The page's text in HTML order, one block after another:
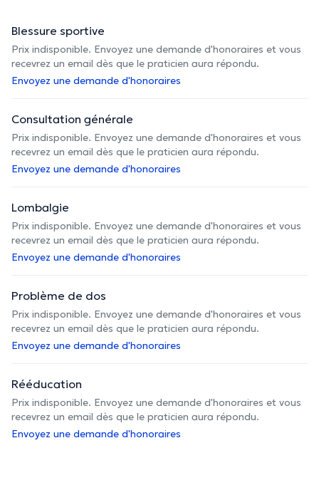
Blessure sportive
Prix indisponible. Envoyez une demande d'honoraires et vous
recevrez un email dès que le praticien aura répondu.
Envoyez une demande d'honoraires
Consultation générale
Prix indisponible. Envoyez une demande d'honoraires et vous
recevrez un email dès que le praticien aura répondu.
Envoyez une demande d'honoraires
Lombalgie
Prix indisponible. Envoyez une demande d'honoraires et vous
recevrez un email dès que le praticien aura répondu.
Envoyez une demande d'honoraires
Problème de dos
Prix indisponible. Envoyez une demande d'honoraires et vous
recevrez un email dès que le praticien aura répondu.
Envoyez une demande d'honoraires
Rééducation
Prix indisponible. Envoyez une demande d'honoraires et vous
recevrez un email dès que le praticien aura répondu.
Envoyez une demande d'honoraires